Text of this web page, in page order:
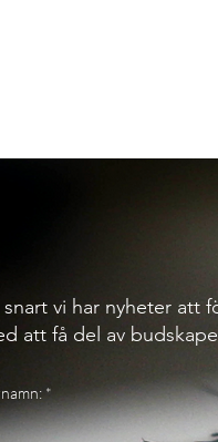
snart vi har nyheter att
att få del av